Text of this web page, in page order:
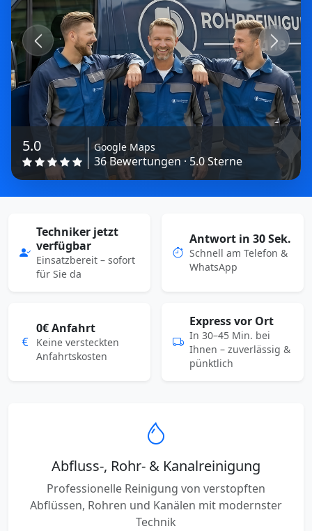
5.0 Google Maps
36 Bewertungen · 5.0 Sterne
Previous Next
Techniker jetzt
verfügbar
Einsatzbereit – sofort
für Sie da
Antwort in 30 Sek.
Schnell am Telefon &
WhatsApp
0€ Anfahrt
Keine versteckten
Anfahrtskosten
Express vor Ort
In 30–45 Min. bei
Ihnen – zuverlässig &
pünktlich
Abfluss-, Rohr- & Kanalreinigung
Professionelle Reinigung von verstopften
Abflüssen, Rohren und Kanälen mit modernster
Technik